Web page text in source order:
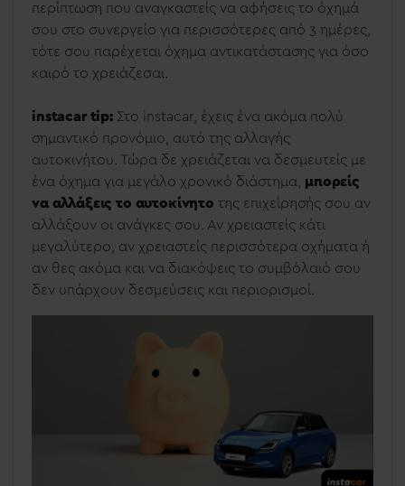
περίπτωση που αναγκαστείς να αφήσεις το όχημά
σου στο συνεργείο για περισσότερες από 3 ημέρες,
τότε σου παρέχεται όχημα αντικατάστασης για όσο
καιρό το χρειάζεσαι.
instacar tip: Στο instacar, έχεις ένα ακόμα πολύ
σημαντικό προνόμιο, αυτό της αλλαγής
αυτοκινήτου. Τώρα δε χρειάζεται να δεσμευτείς με
ένα όχημα για μεγάλο χρονικό διάστημα, μπορείς
να αλλάξεις το αυτοκίνητο της επιχείρησής σου αν
αλλάξουν οι ανάγκες σου. Αν χρειαστείς κάτι
μεγαλύτερο, αν χρειαστείς περισσότερα οχήματα ή
αν θες ακόμα και να διακόψεις το συμβόλαιό σου
δεν υπάρχουν δεσμεύσεις και περιορισμοί.